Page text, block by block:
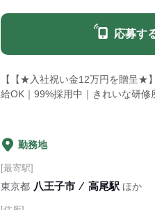
応募す
【【★入社祝い金12万円を贈呈★
給OK｜99%採用中｜きれいな研
勤務地
[最寄駅]
東京都 八王子市 ⁄ 高尾駅 ほか